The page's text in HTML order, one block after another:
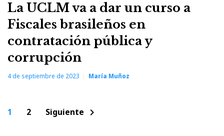
La UCLM va a dar un curso a
Fiscales brasileños en
contratación pública y
corrupción
4 de septiembre de 2023 María Muñoz
Paginación
1 2 Siguiente chevron_right